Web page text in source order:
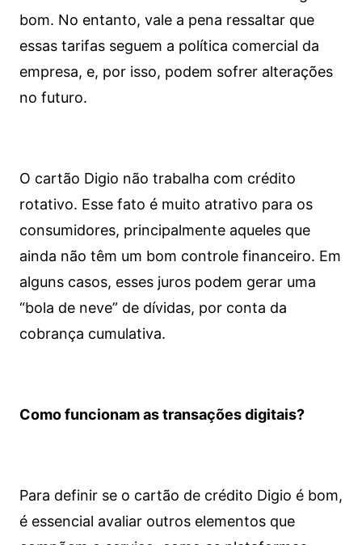
bom. No entanto, vale a pena ressaltar que
essas tarifas seguem a política comercial da
empresa, e, por isso, podem sofrer alterações
no futuro.
O cartão Digio não trabalha com crédito
rotativo. Esse fato é muito atrativo para os
consumidores, principalmente aqueles que
ainda não têm um bom controle financeiro. Em
alguns casos, esses juros podem gerar uma
“bola de neve” de dívidas, por conta da
cobrança cumulativa.
Como funcionam as transações digitais?
Para definir se o cartão de crédito Digio é bom,
é essencial avaliar outros elementos que